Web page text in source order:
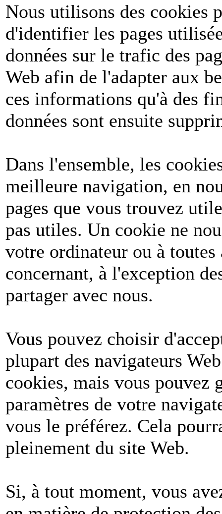
Nous utilisons des cookies
d'identifier les pages
données sur le trafic des
Web afin de l'adapter aux
ces informations qu'à des
données sont ensuite
Dans l'ensemble, les
meilleure navigation, en
pages que vous trouvez
pas utiles. Un cookie ne
votre ordinateur ou à
concernant, à l'exception
partager avec nous.
Vous pouvez choisir
plupart des navigateurs
cookies, mais vous pouvez
paramètres de votre
vous le préférez. Cela
pleinement du site Web.
Si, à tout moment, vous